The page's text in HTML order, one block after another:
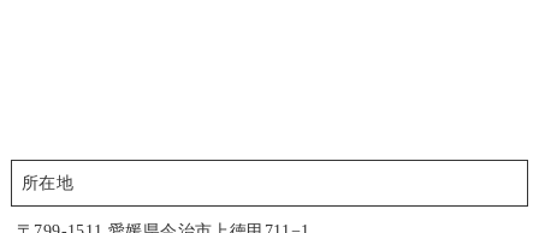
所在地